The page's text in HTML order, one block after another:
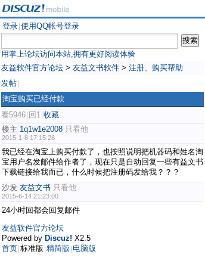
登录 使用QQ帐号登录
用掌上论坛访问本站,拥有更好阅读体验
友益软件官方论坛 > 友益文书软件 > 注册、购买帮助
发帖
淘宝购买已经付款
看5946 回1 收藏
楼主 1q1w1e2008 只看他
2015-1-8 17:15:28
我已经在淘宝上购买付款了，也按照说明把机器码和姓名淘
宝用户名发邮件给作者了，现在只是自动回复一些有益文书
下载链接给我而已，什么时候把注册码发给我？？？
沙发 友益文书 只看他
2015-6-14 21:23:00
24小时回都会回复邮件
友益软件官方论坛
Powered by Discuz! X2.5
首页 标准版 精简版 电脑版